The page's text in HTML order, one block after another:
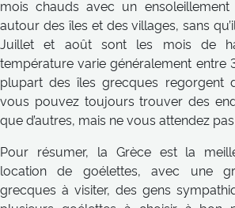
mois chauds avec un
autour des îles et des villages, sans
Juillet et août sont les mois de
température varie généralement entre
plupart des îles grecques regorgent
vous pouvez toujours trouver des
que d’autres, mais ne vous attendez
Pour résumer, la Grèce est la
location de goélettes, avec une
grecques à visiter, des gens